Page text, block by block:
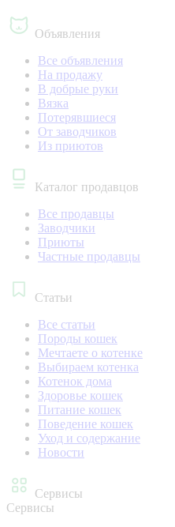
Объявления
Все объявления
На продажу
В добрые руки
Вязка
Потерявшиеся
От заводчиков
Из приютов
Каталог продавцов
Все продавцы
Заводчики
Приюты
Частные продавцы
Статьи
Все статьи
Породы кошек
Мечтаете о котенке
Выбираем котенка
Котенок дома
Здоровье кошек
Питание кошек
Поведение кошек
Уход и содержание
Новости
Сервисы
Сервисы